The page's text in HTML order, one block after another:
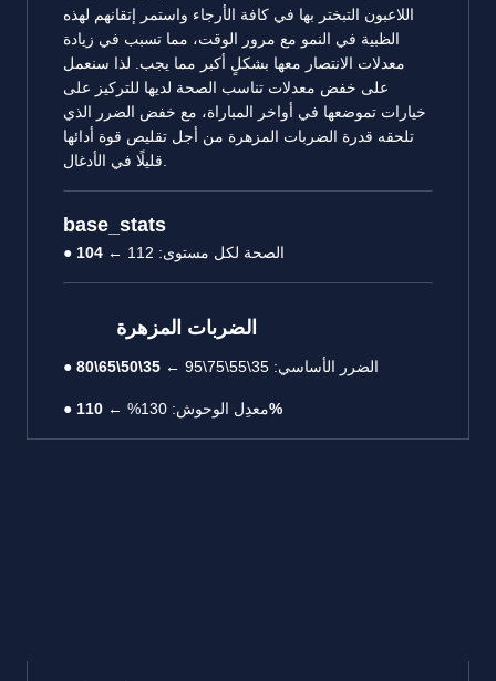
اللاعبون التبختر بها في كافة الأرجاء واستمر إتقانهم لهذه
الظبية في النمو مع مرور الوقت، مما تسبب في زيادة
معدلات الانتصار معها بشكلٍ أكبر مما يجب. لذا سنعمل
على خفض معدلات تناسب الصحة لديها للتركيز على
خيارات تموضعها في أواخر المباراة، مع خفض الضرر الذي
تلحقه قدرة الضربات المزهرة من أجل تقليص قوة أدائها
base_stats
● الصحة لكل مستوى: 112 ←
الضربات المزهرة
● الضرر الأساسي: 35\55\75\95 ←
● معدِل الوحوش: 130% ←110%